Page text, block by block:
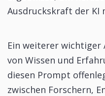
Ausdruckskraft der KI
Ein weiterer wichtiger
von Wissen und
diesen Prompt
zwischen Forschern,